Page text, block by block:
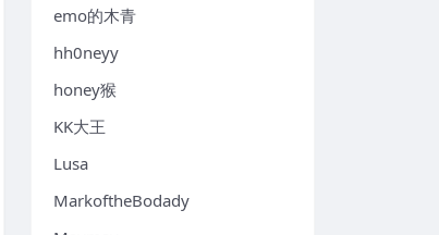
emo的木青
hh0neyy
honey猴
KK大王
Lusa
MarkoftheBodady